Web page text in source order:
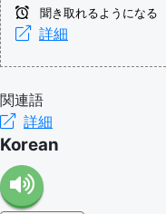
聞き取れるようになる
詳細
関連語
詳細
Korean